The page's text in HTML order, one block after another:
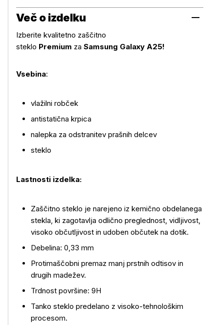
Več o izdelku
Izberite kvalitetno zaščitno
steklo Premium za Samsung Galaxy A25!
Vsebina:
vlažilni robček
antistatična krpica
nalepka za odstranitev prašnih delcev
steklo
Lastnosti izdelka:
Zaščitno steklo je narejeno iz kemično obdelanega
stekla, ki zagotavlja odlično preglednost, vidljivost,
visoko občutljivost in udoben občutek na dotik.
Debelina: 0,33 mm
Protimaščobni premaz manj prstnih odtisov in
drugih madežev.
Trdnost površine: 9H
Tanko steklo predelano z visoko-tehnološkim
procesom.